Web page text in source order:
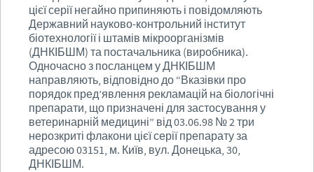
цієї серії негайно припиняють і повідомляють
Державний науково-контрольний інститут
біотехнології і штамів мікроорганізмів
(ДНКІБШМ) та постачальника (виробника).
Одночасно з посланцем у ДНКІБШМ
направляють, відповідно до “Вказівки про
порядок пред’явлення рекламацій на біологічні
препарати, що призначені для застосування у
ветеринарній медицині” від 03.06.98 № 2 три
нерозкриті флакони цієї серії препарату за
адресою 03151, м. Київ, вул. Донецька, 30,
ДНКІБШМ.